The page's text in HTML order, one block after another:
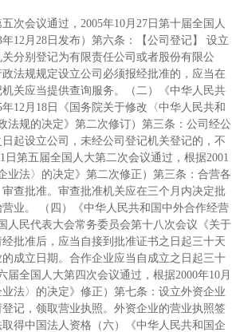
次会议通过，2005年10月27日第十届全国人
12月28日发布）第六条：【公司登记】 设立
分别登记为有限责任公司或者股份有限公
法规规定设立公司必须报经批准的，应当在
关应当提供查询服务。（二）《中华人民共
12月18日《国务院关于修改〈中华人民共和
法规的决定》第二次修订）第三条：公司经公
起设立公司，未经公司登记机关登记的，不
第五届全国人大第二次会议通过，根据2001
业法〉的决定》第二次修正）第三条：合营各
查批准。审查批准机关应在三个月内决定批
业。 （四）《中华人民共和国中外合作经营
人民代表大会常务委员会第十八次会议《关于
批准后，应当自接到批准证书之日起三十天
成立日期。合作企业应当自成立之日起三十
全国人大第四次会议通过，根据2000年10月
法〉的决定》修正）第七条：设立外资企业
记，领取营业执照。外资企业的营业执照签
得中国法人资格（六）《中华人民共和国企